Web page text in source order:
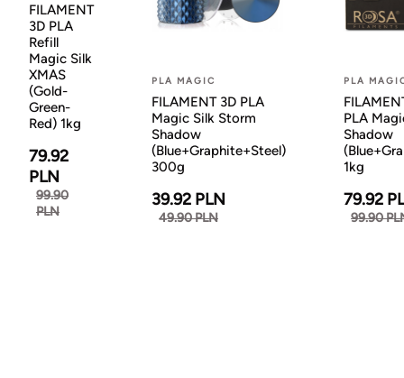
FILAMENT
3D PLA
Refill
Magic Silk
XMAS
(Gold-
Green-
Red) 1kg
79.92
PLN
99.90
PLN
PLA MAGIC
FILAMENT 3D PLA
Magic Silk Storm
Shadow
(Blue+Graphite+Steel)
300g
39.92 PLN
49.90 PLN
PLA
PLA
Shadow
1kg
79.92
99.90